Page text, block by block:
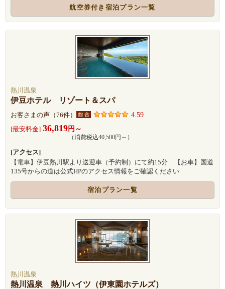
航空券付き宿泊プラン一覧
熱川温泉
伊豆ホテル リゾート＆スパ
お客さまの声（76件） 4.59
[最安料金] 36,819円～
（消費税込40,500円～）
[アクセス]
【電車】伊豆熱川駅より送迎車（予約制）にて約15分 【お車】国道
135号からの道は公式HPのアクセス情報をご確認ください
宿泊プラン一覧
熱川温泉
熱川温泉 熱川ハイツ（伊東園ホテルズ）